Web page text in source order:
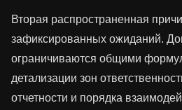
Вторая распространенная
зафиксированных ожиданий.
ограничиваются общими
детализации зон
отчетности и порядка